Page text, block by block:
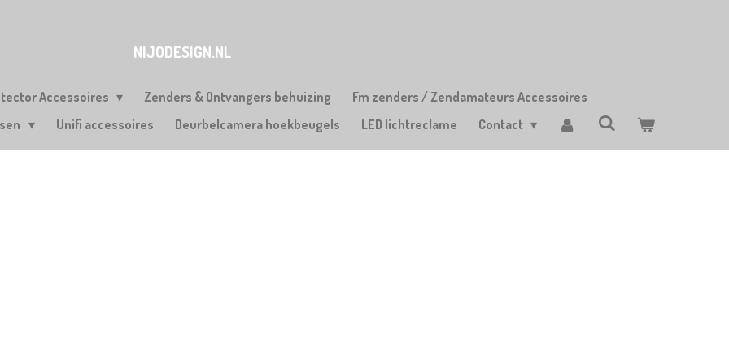
NIJODESIGN.NL
Accessoires Zenders & Ontvangers behuizing
Fm zenders / Zendamateurs Accessoires
Unifi accessoires Deurbelcamera hoekbeugels LED lichtreclame Contact